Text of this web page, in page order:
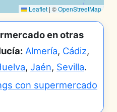
Leaflet | ©OpenStreetMap
en otras
Almería, Cádiz,
, Jaén, Sevilla.
con supermercado